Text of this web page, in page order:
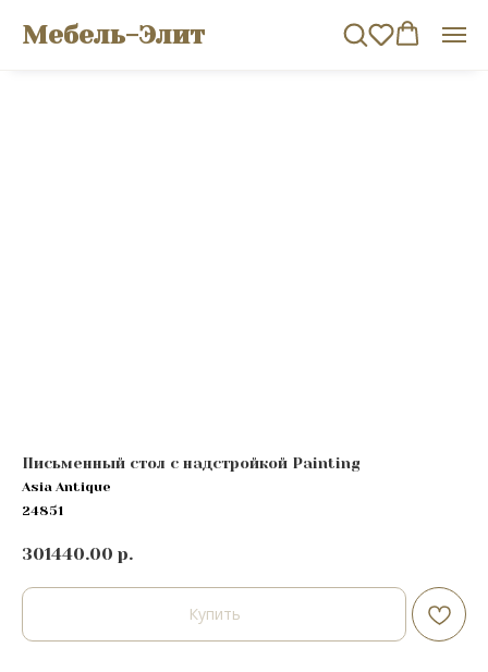
Мебель-Элит
Письменный стол с надстройкой Painting
Asia Antique
24851
301440.00 р.
Купить